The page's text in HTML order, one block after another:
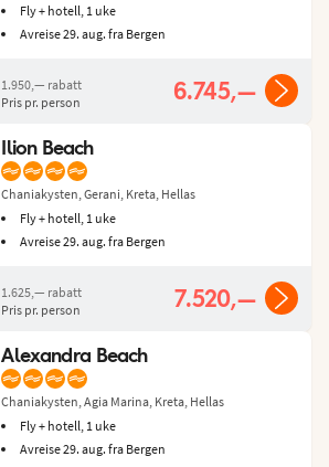
Fly + hotell, 1 uke
Avreise 29. aug. fra Bergen
1.950,— rabatt
Pris pr. person
6.745,—
Ilion Beach
Chaniakysten, Gerani, Kreta, Hellas
Fly + hotell, 1 uke
Avreise 29. aug. fra Bergen
1.625,— rabatt
Pris pr. person
7.520,—
Alexandra Beach
Chaniakysten, Agia Marina, Kreta, Hellas
Fly + hotell, 1 uke
Avreise 29. aug. fra Bergen